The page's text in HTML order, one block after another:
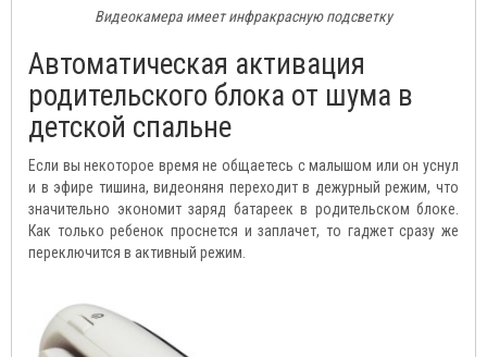
Видеокамера имеет инфракрасную подсветку
Автоматическая активация
родительского блока от шума в
детской спальне
Если вы некоторое время не общаетесь с малышом или он уснул
и в эфире тишина, видеоняня переходит в дежурный режим, что
значительно экономит заряд батареек в родительском блоке.
Как только ребенок проснется и заплачет, то гаджет сразу же
переключится в активный режим.